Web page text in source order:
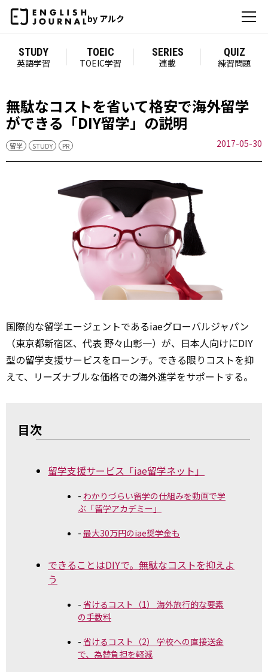
by アルク
STUDY
英語学習
TOEIC
TOEIC学習
SERIES
連載
QUIZ
練習問題
無駄なコストを省いて格安で海外留学
ができる「DIY留学」の説明
留学 STUDY PR 2017-05-30
国際的な留学エージェントであるiaeグローバルジャパン
（東京都新宿区、代表 野々山彰一）が、日本人向けにDIY
型の留学支援サービスをローンチ。できる限りコストを抑
えて、リーズナブルな価格での海外進学をサポートする。
目次
留学支援サービス「iae留学ネット」
わかりづらい留学の仕組みを動画で学
ぶ「留学アカデミー」
最大30万円のiae奨学金も
できることはDIYで。無駄なコストを抑えよ
う
省けるコスト（1） 海外旅行的な要素
の手数料
省けるコスト（2） 学校への直接送金
で、為替負担を軽減